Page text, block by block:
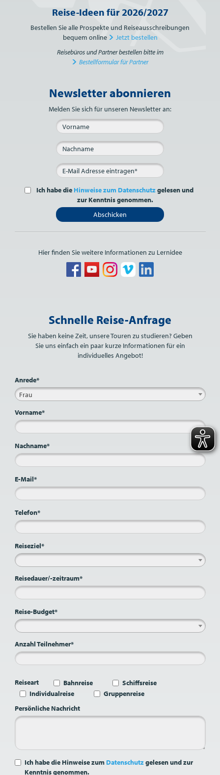
Reise-Ideen für 2026/2027
Bestellen Sie alle Prospekte und Reiseausschreibungen
bequem online
Jetzt bestellen
Reisebüros und Partner bestellen bitte im
Bestellformular für Partner
Bitte nicht ausfüllen.
Newsletter abonnieren
Melden Sie sich für unseren Newsletter an:
Ich habe die Hinweise zum Datenschutzgelesen und
zur Kenntnis genommen.
Abschicken
Hier finden Sie weitere Informationen zu Lernidee
Schnelle Reise-Anfrage
Sie haben keine Zeit, unsere Touren zu studieren? Geben
Sie uns einfach ein paar kurze Informationen für ein
individuelles Angebot!
Anrede*
Frau
Vorname*
Nachname*
E-Mail*
Telefon*
Reiseziel*
Reisedauer/-zeitraum*
Reise-Budget*
Anzahl Teilnehmer*
Reiseart Bahnreise
Schiffsreise
Individualreise
Gruppenreise
Persönliche Nachricht
Ich habe die Hinweise zum Datenschutzgelesen und zur
Kenntnis genommen.